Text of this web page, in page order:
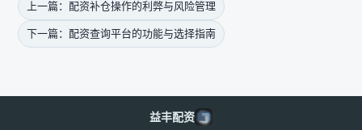
上一篇：配资补仓操作的利弊与风险管理
下一篇：配资查询平台的功能与选择指南
益丰配资